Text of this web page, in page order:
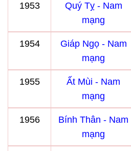
1953
Quý Tỵ - Nam
mạng
1954
Giáp Ngọ - Nam
mạng
1955
Ất Mùi - Nam
mạng
1956
Bính Thân - Nam
mạng